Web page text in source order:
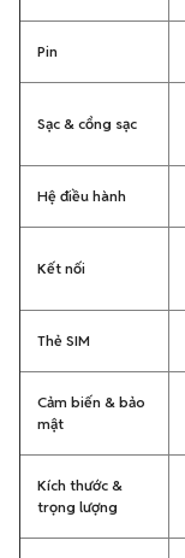
Pin
Sạc & cổng sạc
Hệ điều hành
Kết nối
Thẻ SIM
Cảm biến & bảo
mật
Kích thước &
trọng lượng